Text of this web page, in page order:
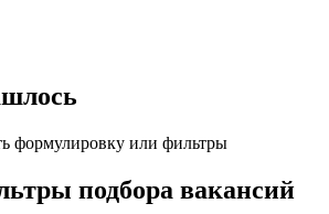
формулировку или фильтры
подбора вакансий